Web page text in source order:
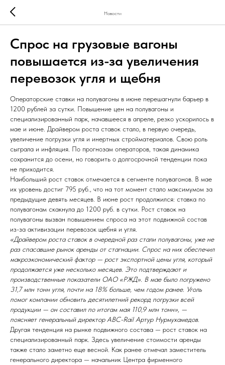
Новости
Спрос на грузовые вагоны
повышается из-за увеличения
перевозок угля и щебня
Операторские ставки на полувагоны в июне перешагнули барьер в
1200 рублей за сутки. Повышение цен на полувагоны и
специализированный парк, начавшееся в апреле, резко ускорилось в
мае и июне. Драйвером роста ставок стало, в первую очередь,
увеличение погрузки угля и инертных стройматериалов. Свою роль
сыграла и инфляция. По прогнозам операторов, такая динамика
сохранится до осени, но говорить о долгосрочной тенденции пока
не приходится.
Наибольший рост ставок отмечается в сегменте полувагонов. В мае
их уровень достиг 795 руб., что на тот момент стало максимумом за
предыдущие девять месяцев. В июне рост продолжился: ставка по
полувагонам скакнула до 1200 руб. в сутки. Рост ставок на
полувагоны вызван повышением спроса на этот подвижной состав
из-за активизации перевозок щебня и угля.
«Драйвером роста ставок в очередной раз стали полувагоны, уже не
раз спасавшие рынок аренды от стагнации. Спрос на них обеспечил
макроэкономический фактор — рост экспортной цены угля, который
продолжается уже несколько месяцев. Это подтверждают и
производственные показатели ОАО «РЖД». В мае было погружено
31,7 млн тонн угля, почти на 18% больше, чем годом ранее. Уголь
помог компании обновить десятилетний рекорд погрузки всей
продукции — он составил по итогам мая 110,9 млн тонн», —
поясняет генеральный директор ABC-Rail Артур Нурмухамедов.
Другая тенденция на рынке подвижного состава — рост ставок на
специализированный парк. Здесь увеличение стоимости аренды
также стало заметно еще весной. Как ранее отмечал заместитель
генерального директора — начальник Центра фирменного